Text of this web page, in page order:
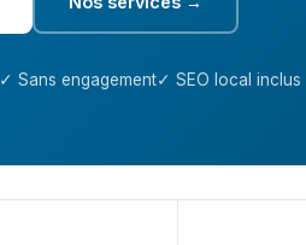
✓ Sans engagement✓ SEO local inclus